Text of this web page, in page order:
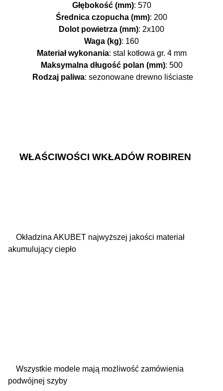
Głębokość (mm): 570
Średnica czopucha (mm): 200
Dolot powietrza (mm): 2x100
Waga (kg): 160
Materiał wykonania: stal kotłowa gr. 4 mm
Maksymalna długość polan (mm): 500
Rodzaj paliwa: sezonowane drewno liściaste
WŁAŚCIWOŚCI WKŁADÓW ROBIREN
Okładzina AKUBET najwyższej jakości materiał
akumulujący ciepło
Wszystkie modele mają możliwość zamówienia
podwójnej szyby